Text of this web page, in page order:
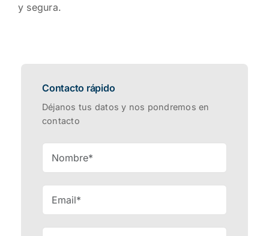
y segura.
Contacto rápido
Déjanos tus datos y nos pondremos en
contacto